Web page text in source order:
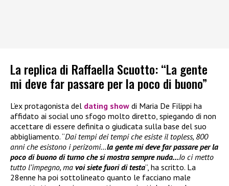
La replica di Raffaella Scuotto: “La gente
mi deve far passare per la poco di buono”
L’ex protagonista del dating show di Maria De Filippi ha
affidato ai social uno sfogo molto diretto, spiegando di non
accettare di essere definita o giudicata sulla base del suo
abbigliamento. “Dai tempi dei tempi che esiste il topless, 800
anni che esistono i perizomi…la gente mi deve far passare per la
poco di buono di turno che si mostra sempre nuda…Io ci metto
tutto l’impegno, ma voi siete fuori di testa”, ha scritto. La
28enne ha poi sottolineato quanto le facciano male